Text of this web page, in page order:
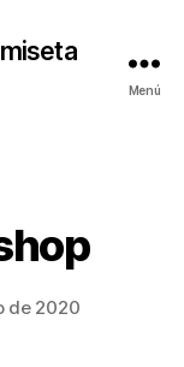
Menú
de 2020